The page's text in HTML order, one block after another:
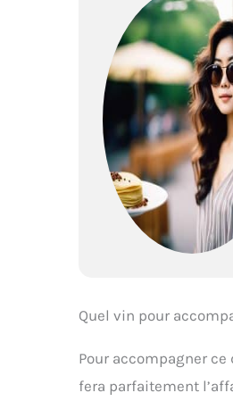
Quel vin pour
Pour accompagner
fera parfaitement